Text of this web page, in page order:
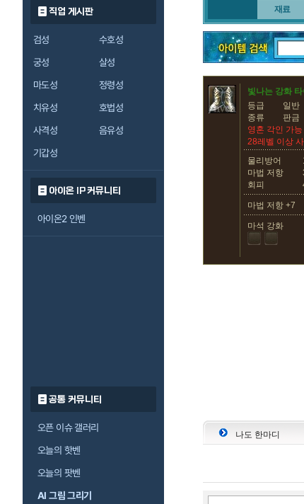
직업 게시판
검성
수호성
궁성
살성
마도성
정령성
치유성
호법성
사격성
음유성
기갑성
아이온 IP 커뮤니티
아이온2 인벤
공통 커뮤니티
오픈 이슈 갤러리
오늘의 핫벤
오늘의 팟벤
AI 그림 그리기
재료
빛나는 강화
등급
일반
종류
판금
영혼 각인 가능
28레벨 이상
물리방어
마법 저항
회피
마법 저항 +7
마석 강화
나도 한마디